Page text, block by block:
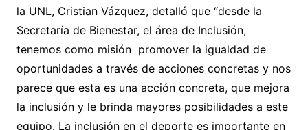
la UNL, Cristian Vázquez, detalló que “desde la
Secretaría de Bienestar, el área de Inclusión,
tenemos como misión promover la igualdad de
oportunidades a través de acciones concretas y nos
parece que esta es una acción concreta, que mejora
la inclusión y le brinda mayores posibilidades a este
equipo. La inclusión en el deporte es importante en